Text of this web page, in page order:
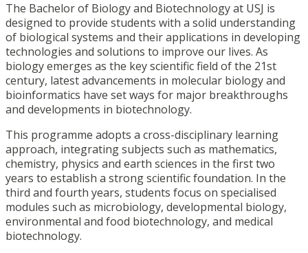
The Bachelor of Biology and Biotechnology at USJ is
designed to provide students with a solid understanding
of biological systems and their applications in developing
technologies and solutions to improve our lives. As
biology emerges as the key scientific field of the 21st
century, latest advancements in molecular biology and
bioinformatics have set ways for major breakthroughs
and developments in biotechnology.
This programme adopts a cross-disciplinary learning
approach, integrating subjects such as mathematics,
chemistry, physics and earth sciences in the first two
years to establish a strong scientific foundation. In the
third and fourth years, students focus on specialised
modules such as microbiology, developmental biology,
environmental and food biotechnology, and medical
biotechnology.